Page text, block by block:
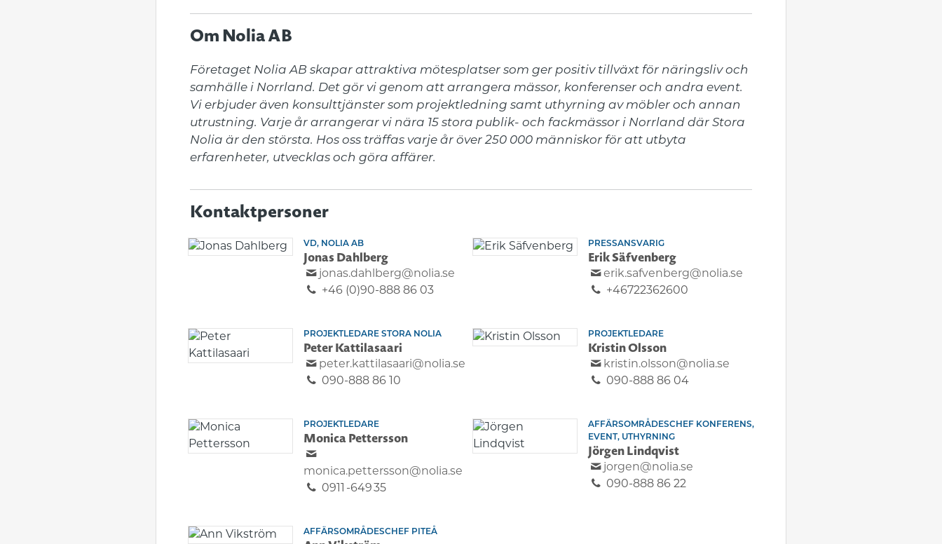
Om Nolia AB
Företaget Nolia AB skapar attraktiva mötesplatser som ger positiv tillväxt för näringsliv och
samhälle i Norrland. Det gör vi genom att arrangera mässor, konferenser och andra event.
Vi erbjuder även konsulttjänster som projektledning samt uthyrning av möbler och annan
utrustning. Varje år arrangerar vi nära 15 stora publik- och fackmässor i Norrland där Stora
Nolia är den största. Hos oss träffas varje år över 250 000 människor för att utbyta
erfarenheter, utvecklas och göra affärer.
Kontaktpersoner
VD, NOLIA AB
Jonas Dahlberg
jonas.dahlberg@nolia.se
+46 (0)90-888 86 03
PRESSANSVARIG
Erik Säfvenberg
erik.safvenberg@nolia.se
+46722362600
PROJEKTLEDARE STORA NOLIA
Peter Kattilasaari
peter.kattilasaari@nolia.se
090-888 86 10
PROJEKTLEDARE
Kristin Olsson
kristin.olsson@nolia.se
090-888 86 04
PROJEKTLEDARE
Monica Pettersson
monica.pettersson@nolia.se
0911 -649 35
AFFÄRSOMRÅDESCHEF KONFERENS,
EVENT, UTHYRNING
Jörgen Lindqvist
jorgen@nolia.se
090-888 86 22
AFFÄRSOMRÅDESCHEF PITEÅ